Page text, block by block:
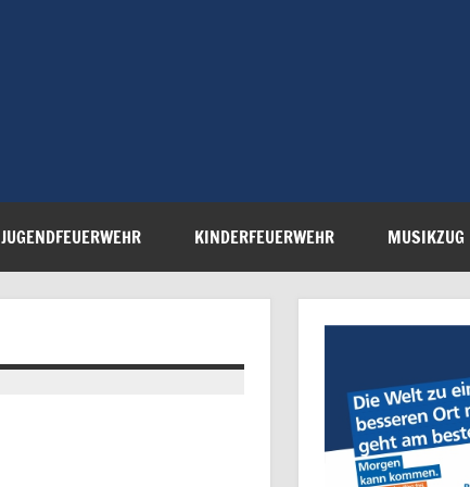
JUGENDFEUERWEHR KINDERFEUERWEHR MUSIKZUG